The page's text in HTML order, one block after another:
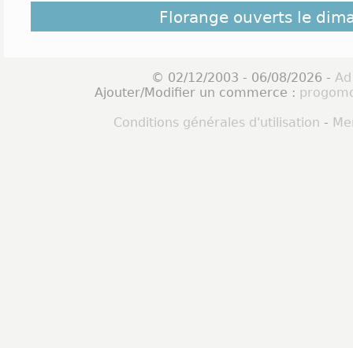
Florange ouverts le
© 02/12/2003 - 06/08/2026 -
Ajouter/Modifier un commerce :
Conditions générales d'utilisation -